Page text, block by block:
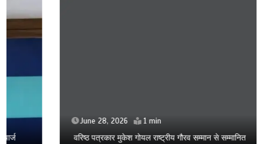
June 28, 2026 1 min
वरिष्ठ पत्रकार मुकेश गोयल राष्ट्रीय गौरव सम्मान से सम्मानित